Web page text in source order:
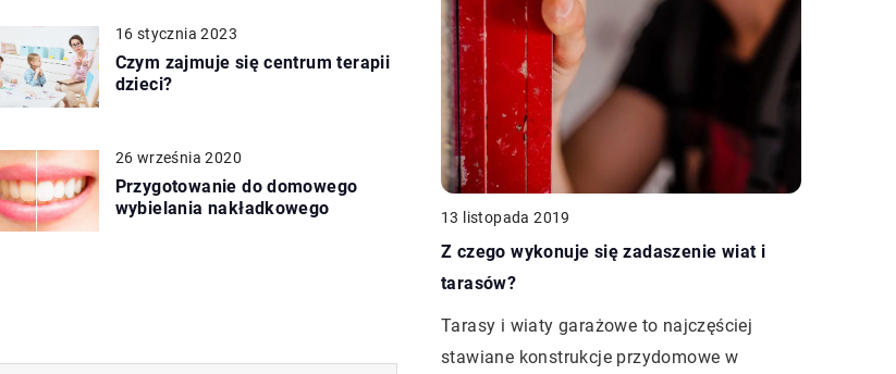
16 stycznia 2023
Czym zajmuje się centrum terapii
dzieci?
26 września 2020
Przygotowanie do domowego
wybielania nakładkowego
13 listopada 2019
Z czego wykonuje się zadaszenie wiat i
tarasów?
Tarasy i wiaty garażowe to najczęściej
stawiane konstrukcje przydomowe w